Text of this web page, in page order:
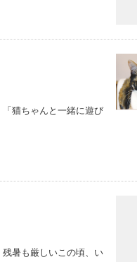
猫ちゃんと一緒に遊び
暑も厳しいこの頃、い